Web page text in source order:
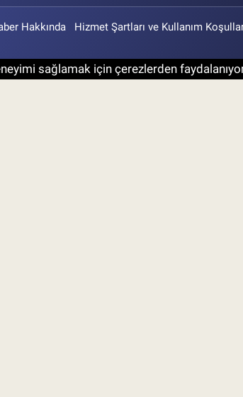
Hakkında Hizmet Şartları ve Kullanım
sağlamak için çerezlerden